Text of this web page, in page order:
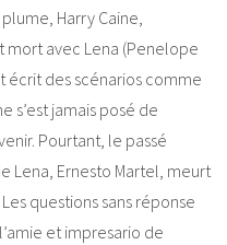
Harry Caine,
mort avec Lena (Penelope
écrit des scénarios comme
s’est jamais posé de
Pourtant, le passé
Lena, Ernesto Martel, meurt
questions sans réponse
et impresario de